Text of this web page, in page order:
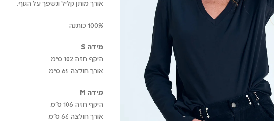
אורך מותן קליל ונשפך על הגוף.
100% כותנה
מידה S
היקף חזה 102 ס"מ
אורך חולצה 65 ס"מ
מידה M
היקף חזה 106 ס"מ
אורך חולצה 66 ס"מ